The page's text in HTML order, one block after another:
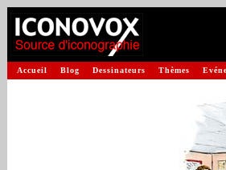
Accueil Blog Dessinateurs Thèmes